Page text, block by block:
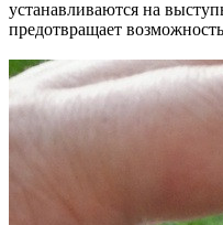
устанавливаются на
предотвращает